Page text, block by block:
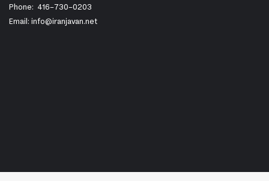
Phone: 416-730-0203
Email: info@iranjavan.net